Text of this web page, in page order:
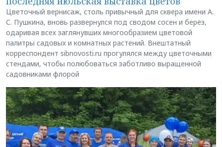
Цветочный вернисаж, столь привычный для сквера имени А.
С. Пушкина, вновь развернулся под сводом сосен и берёз,
одаривая всех заглянувших многообразием цветовой
палитры садовых и комнатных растений. Внештатный
корреспондент sibnovosti.ru прогулялся между цветочными
стендами, чтобы полюбоваться заботливо выращенной
садовниками флорой